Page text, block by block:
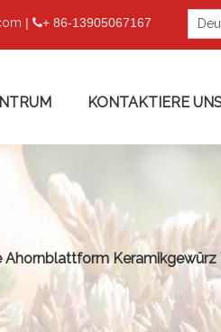
| + 86-13905067167
KONTAKTIERE
Ahornblattform